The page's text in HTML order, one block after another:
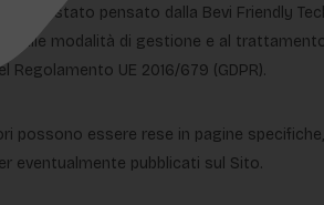
è stato pensato dalla Bevi Friendly
alle modalità di gestione e al
Regolamento UE 2016/679 (GDPR).
possono essere rese in pagine
eventualmente pubblicati sul Sito.